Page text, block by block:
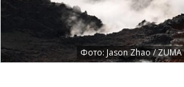
Фото: Jason Zhao /